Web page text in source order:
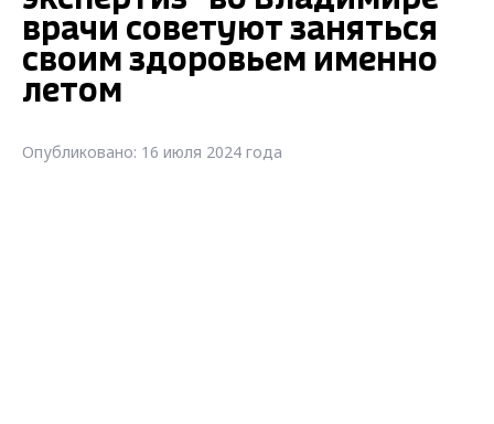
врачи советуют заняться
своим здоровьем именно
летом
Опубликовано: 16 июля 2024 года